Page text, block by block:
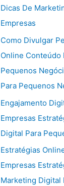
Dicas De
Empresas
Como Divulgar
Online Conteúdo
Pequenos
Para Pequenos
Engajamento
Empresas
Digital Para
Estratégias
Empresas
Marketing Digital